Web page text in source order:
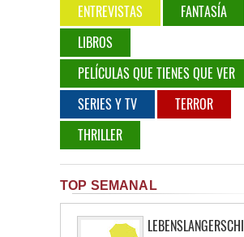
ENTREVISTAS
FANTASÍA
LIBROS
PELÍCULAS QUE TIENES QUE VER
SERIES Y TV
TERROR
THRILLER
TOP SEMANAL
LEBENSLANGERSCHI